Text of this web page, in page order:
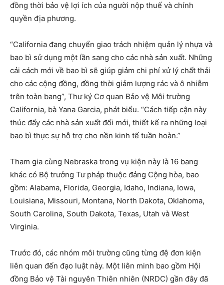
đồng thời bảo vệ lợi ích của người nộp thuế và chính
quyền địa phương.
“California đang chuyển giao trách nhiệm quản lý nhựa và
bao bì sử dụng một lần sang cho các nhà sản xuất. Những
cải cách mới về bao bì sẽ giúp giảm chi phí xử lý chất thải
cho các cộng đồng, đồng thời giảm lượng rác và ô nhiễm
trên toàn bang”, Thư ký Cơ quan Bảo vệ Môi trường
California, bà Yana Garcia, phát biểu. “Cách tiếp cận này
thúc đẩy các nhà sản xuất đổi mới, thiết kế ra những loại
bao bì thực sự hỗ trợ cho nền kinh tế tuần hoàn.”
Tham gia cùng Nebraska trong vụ kiện này là 16 bang
khác có Bộ trưởng Tư pháp thuộc đảng Cộng hòa, bao
gồm: Alabama, Florida, Georgia, Idaho, Indiana, Iowa,
Louisiana, Missouri, Montana, North Dakota, Oklahoma,
South Carolina, South Dakota, Texas, Utah và West
Virginia.
Trước đó, các nhóm môi trường cũng từng đệ đơn kiện
liên quan đến đạo luật này. Một liên minh bao gồm Hội
đồng Bảo vệ Tài nguyên Thiên nhiên (NRDC) gần đây đã